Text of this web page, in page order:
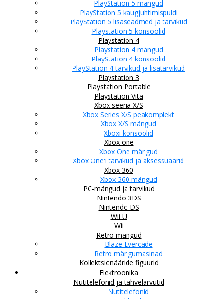
PlayStation 5 mängud
PlayStation 5 kaugjuhtimispuldi
PlayStation 5 lisaseadmed ja tarvikud
Playstation 5 konsoolid
Playstation 4
Playstation 4 mängud
PlayStation 4 konsoolid
PlayStation 4 tarvikud ja lisatarvikud
Playstation 3
Playstation Portable
Playstation Vita
Xbox seeria X/S
Xbox Series X/S peakomplekt
Xbox X/S mängud
Xboxi konsoolid
Xbox one
Xbox One mängud
Xbox One'i tarvikud ja aksessuaarid
Xbox 360
Xbox 360 mängud
PC-mängud ja tarvikud
Nintendo 3DS
Nintendo DS
Wii U
Wii
Retro mängud
Blaze Evercade
Retro mängumasinad
Kollektsionääride figuurid
Elektroonika
Nutitelefonid ja tahvelarvutid
Nutitelefonid